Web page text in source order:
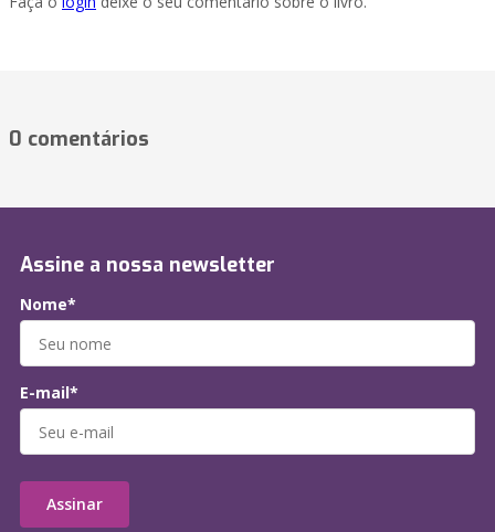
0 comentários
Assine a nossa newsletter
Nome*
E-mail*
Assinar